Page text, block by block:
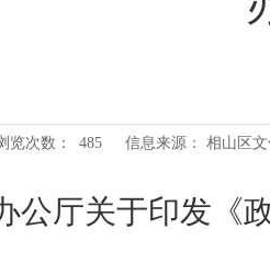
览次数： 485 信息来源： 相山区
公厅关于印发《